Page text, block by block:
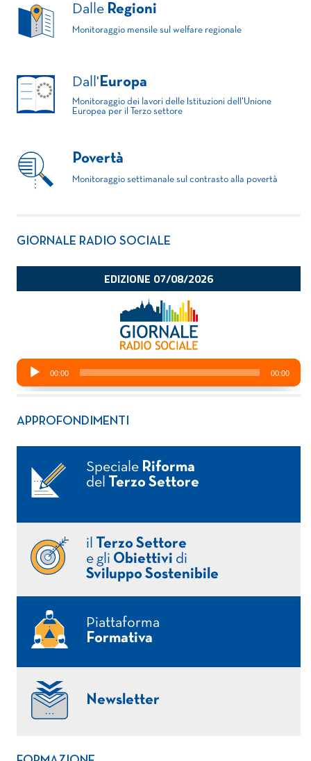
Dalle Regioni
Monitoraggio mensile sul welfare regionale
Dall' Europa
Monitoraggio dei lavori delle Istituzioni dell'Unione
Europea per il Terzo settore
Povertà
Monitoraggio settimanale sul contrasto alla povertà
GIORNALE RADIO SOCIALE
APPROFONDIMENTI
Speciale Riforma
del
Terzo Settore
il
Terzo Settore
e gli Obiettivi di
Sviluppo Sostenibile
Piattaforma
Formativa
Newsletter